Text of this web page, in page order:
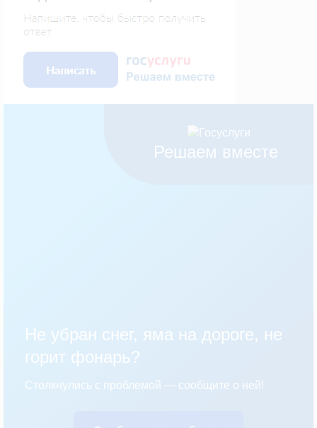
Решаем вместе
Не убран снег, яма на дороге, не
горит фонарь?
Столкнулись с проблемой — сообщите о ней!